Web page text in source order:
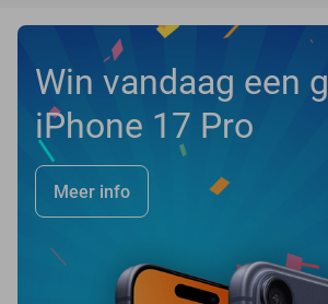
Win vandaag een
iPhone 17 Pro
Meer info